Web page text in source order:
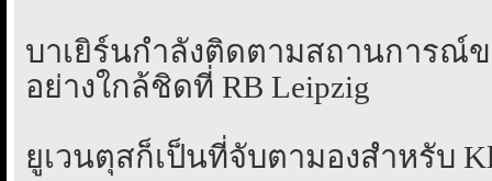
บาเยิร์นกำลังติดตามสถานการณ์ข
อย่างใกล้ชิดที่ RB Leipzig
ยูเวนตุสก็เป็นที่จับตามองสำหรับ